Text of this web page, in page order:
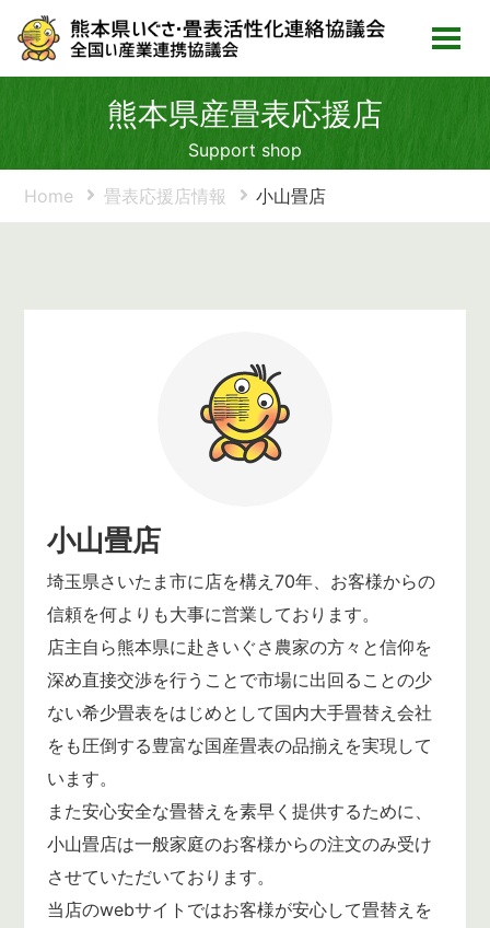
熊本県産畳表応援店
Support shop
Home 畳表応援店情報 小山畳店
小山畳店
埼玉県さいたま市に店を構え70年、お客様からの
信頼を何よりも大事に営業しております。
店主自ら熊本県に赴きいぐさ農家の方々と信仰を
深め直接交渉を行うことで市場に出回ることの少
ない希少畳表をはじめとして国内大手畳替え会社
をも圧倒する豊富な国産畳表の品揃えを実現して
います。
また安心安全な畳替えを素早く提供するために、
小山畳店は一般家庭のお客様からの注文のみ受け
させていただいております。
当店のwebサイトではお客様が安心して畳替えを